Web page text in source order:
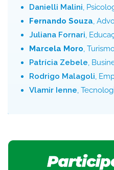
Danielli Malini,
Fernando Souza,
Juliana Fornari,
Marcela Moro,
Patrícia Zebele,
Rodrigo Malagoli,
Vlamir Ienne,